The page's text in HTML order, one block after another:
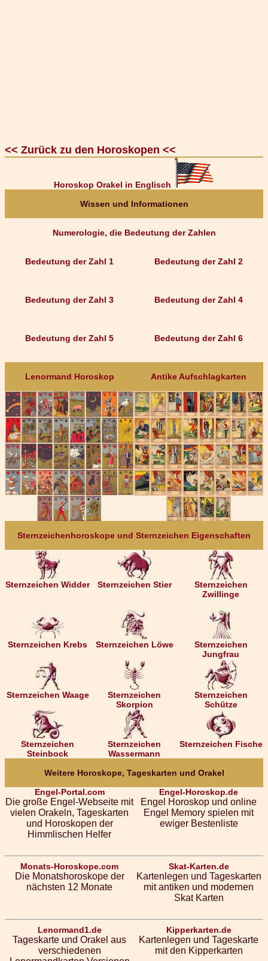
<< Zurück zu den Horoskopen <<
Horoskop Orakel in Englisch
Wissen und Informationen
Numerologie, die Bedeutung der Zahlen
Bedeutung der Zahl 1
Bedeutung der Zahl 3
Bedeutung der Zahl 5
Bedeutung der Zahl 2
Bedeutung der Zahl 4
Bedeutung der Zahl 6
Lenormand Horoskop Antike Aufschlagkarten
Sternzeichenhoroskope und Sternzeichen Eigenschaften
Sternzeichen Widder Sternzeichen Stier
Sternzeichen
Zwillinge
Sternzeichen Krebs Sternzeichen Löwe
Sternzeichen
Jungfrau
Sternzeichen Waage
Sternzeichen
Skorpion
Sternzeichen
Schütze
Sternzeichen
Steinbock
Sternzeichen
Wassermann
Sternzeichen Fische
Weitere Horoskope, Tageskarten und Orakel
Engel-Portal.com
Die große Engel-Webseite mit
vielen Orakeln, Tageskarten
und Horoskopen der
Himmlischen Helfer
Engel-Horoskop.de
Engel Horoskop und online
Engel Memory spielen mit
ewiger Bestenliste
Monats-Horoskope.com
Die Monatshoroskope der
nächsten 12 Monate
Skat-Karten.de
Kartenlegen und Tageskarten
mit antiken und modernen
Skat Karten
Lenormand1.de
Tageskarte und Orakel aus
verschiedenen
Kipperkarten.de
Kartenlegen und Tageskarte
mit den Kipperkarten